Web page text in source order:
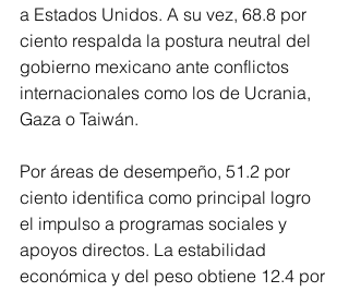
a Estados Unidos. A su vez, 68.8 por
ciento respalda la postura neutral del
gobierno mexicano ante conflictos
internacionales como los de Ucrania,
Gaza o Taiwán.
Por áreas de desempeño, 51.2 por
ciento identifica como principal logro
el impulso a programas sociales y
apoyos directos. La estabilidad
económica y del peso obtiene 12.4 por